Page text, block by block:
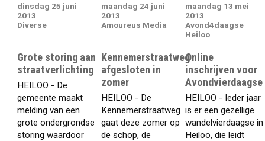
dinsdag 25 juni
2013
Diverse
maandag 24 juni
2013
Amoureus Media
maandag 13 mei
2013
Avond4daagse
Heiloo
Grote storing aan
straatverlichting
HEILOO - De
gemeente maakt
melding van een
grote ondergrondse
storing waardoor
Kennemerstraatweg
afgesloten in
zomer
HEILOO - De
Kennemerstraatweg
gaat deze zomer op
de schop, de
Online
inschrijven voor
Avondvierdaagse
HEILOO - Ieder jaar
is er een gezellige
wandelvierdaagse in
Heiloo, die leidt